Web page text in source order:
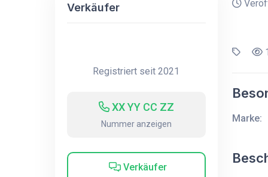
Verkäufer
Registriert seit 2021
XX YY CC ZZ
Nummer anzeigen
Verkäufer
Marke: